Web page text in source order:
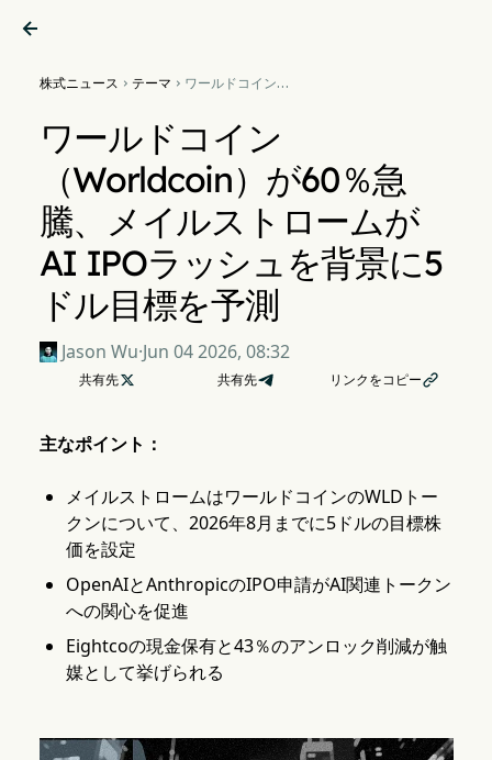

株式ニュース  テーマ  ワールドコイン
ッシュを背景に5ドル目標を
予測
ワールドコイン
（Worldcoin）が60％急
騰、メイルストロームが
AI IPOラッシュを背景に5
ドル目標を予測
Jason Wu·Jun 04 2026, 08:32
共有先 共有先 リンクをコピー
主なポイント：
メイルストロームはワールドコインのWLDトー
クンについて、2026年8月までに5ドルの目標株
価を設定
OpenAIとAnthropicのIPO申請がAI関連トークン
への関心を促進
Eightcoの現金保有と43％のアンロック削減が触
媒として挙げられる